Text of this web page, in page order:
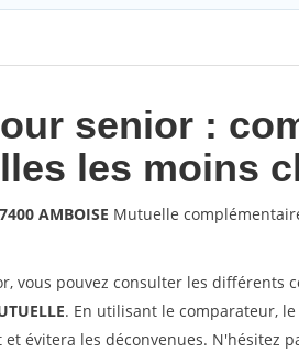
senior :
les moins
AMBOISE Mutuelle
vous pouvez consulter les différents
. En utilisant le comparateur,
évitera les déconvenues. N'hésitez